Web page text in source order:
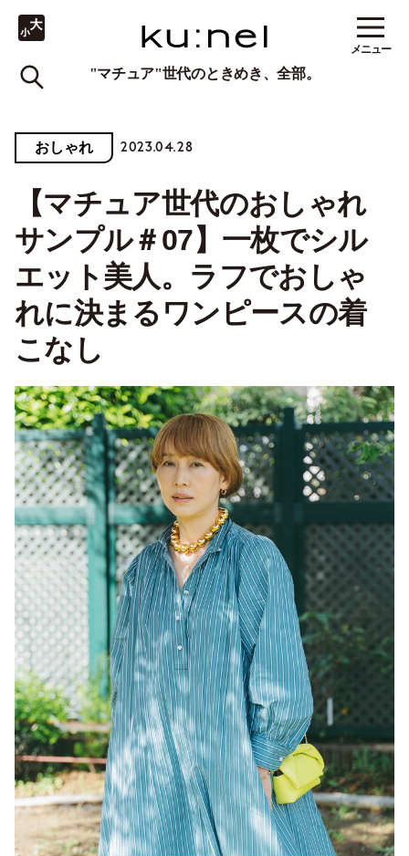
"マチュア"世代のときめき、全部。
メニュー
おしゃれ 2023.04.28
【マチュア世代のおしゃれ
サンプル＃07】一枚でシル
エット美人。ラフでおしゃ
れに決まるワンピースの着
こなし